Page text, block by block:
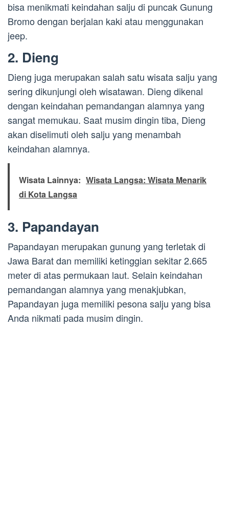
bisa menikmati keindahan salju di puncak Gunung
Bromo dengan berjalan kaki atau menggunakan
jeep.
2. Dieng
Dieng juga merupakan salah satu wisata salju yang
sering dikunjungi oleh wisatawan. Dieng dikenal
dengan keindahan pemandangan alamnya yang
sangat memukau. Saat musim dingin tiba, Dieng
akan diselimuti oleh salju yang menambah
keindahan alamnya.
Wisata Lainnya: Wisata Langsa: Wisata Menarik
di Kota Langsa
3. Papandayan
Papandayan merupakan gunung yang terletak di
Jawa Barat dan memiliki ketinggian sekitar 2.665
meter di atas permukaan laut. Selain keindahan
pemandangan alamnya yang menakjubkan,
Papandayan juga memiliki pesona salju yang bisa
Anda nikmati pada musim dingin.